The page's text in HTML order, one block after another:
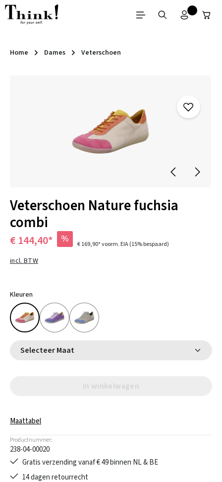
Ga naar de hoofdinhoud
Home Dames Veterschoen
Veterschoen Nature fuchsia
combi
€ 144,40* % € 169,90*voorm. EIA(15% bespaard)
incl. BTW
Kleuren
Selecteer Maat
In winkelwagen
Maattabel
Productnummer:
238-04-00020
Gratis verzending vanaf € 49 binnen NL & BE
14 dagen retourrecht